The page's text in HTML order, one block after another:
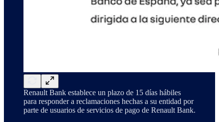
Renault Bank establece un plazo de 15 días hábiles
para responder a reclamaciones hechas a su entidad por
parte de usuarios de servicios de pago de Renault Bank.